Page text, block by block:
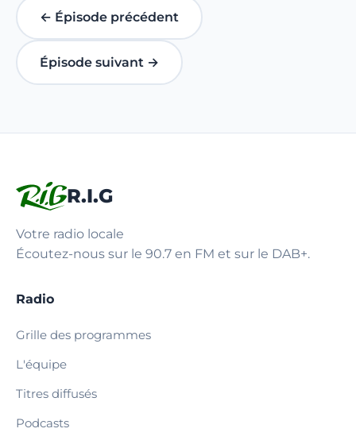
← Épisode précédent
Épisode suivant →
R.I.G
Votre radio locale
Écoutez-nous sur le 90.7 en FM et sur le DAB+.
Radio
Grille des programmes
L'équipe
Titres diffusés
Podcasts